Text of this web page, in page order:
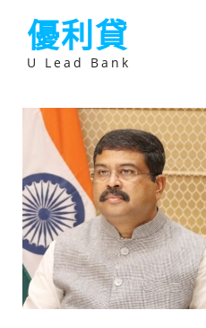
優利貸
U Lead Bank